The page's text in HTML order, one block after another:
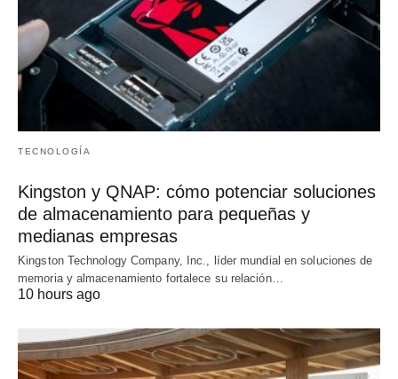
TECNOLOGÍA
Kingston y QNAP: cómo potenciar soluciones
de almacenamiento para pequeñas y
medianas empresas
Kingston Technology Company, Inc., líder mundial en soluciones de
memoria y almacenamiento fortalece su relación…
10 hours ago